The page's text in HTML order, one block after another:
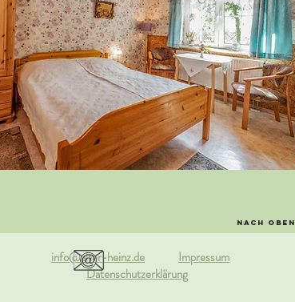
Nach oben
info@alter-heinz.de
Impressum
Datenschutzerklärung